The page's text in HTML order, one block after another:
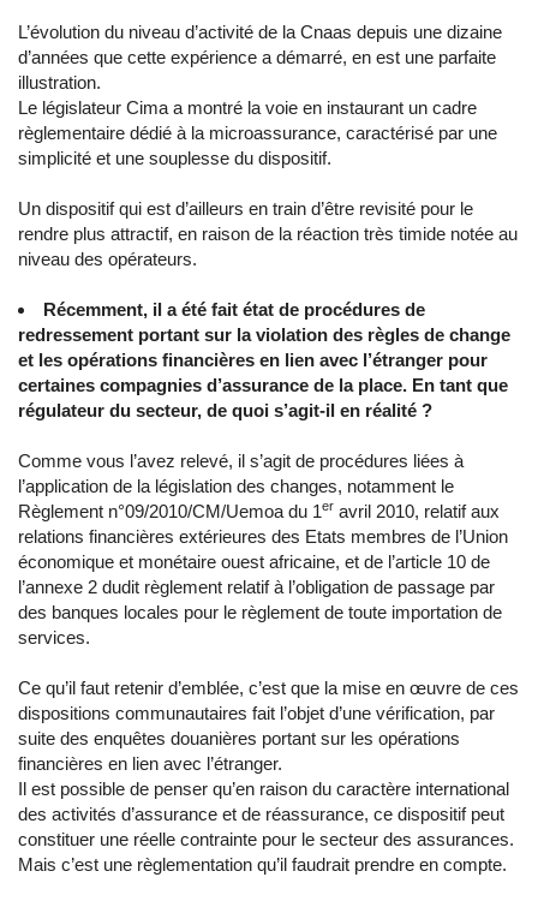
L’évolution du niveau d’activité de la Cnaas depuis une dizaine
d’années que cette expérience a démarré, en est une parfaite
illustration.
Le législateur Cima a montré la voie en instaurant un cadre
règlementaire dédié à la microassurance, caractérisé par une
simplicité et une souplesse du dispositif.
Un dispositif qui est d’ailleurs en train d’être revisité pour le
rendre plus attractif, en raison de la réaction très timide notée au
niveau des opérateurs.
Récemment, il a été fait état de procédures de
redressement portant sur la violation des règles de change
et les opérations financières en lien avec l’étranger pour
certaines compagnies d’assurance de la place. En tant que
régulateur du secteur, de quoi s’agit-il en réalité ?
Comme vous l’avez relevé, il s’agit de procédures liées à
l’application de la législation des changes, notamment le
Règlement n°09/2010/CM/Uemoa du 1er avril 2010, relatif aux
relations financières extérieures des Etats membres de l’Union
économique et monétaire ouest africaine, et de l’article 10 de
l’annexe 2 dudit règlement relatif à l’obligation de passage par
des banques locales pour le règlement de toute importation de
services.
Ce qu’il faut retenir d’emblée, c’est que la mise en œuvre de ces
dispositions communautaires fait l’objet d’une vérification, par
suite des enquêtes douanières portant sur les opérations
financières en lien avec l’étranger.
Il est possible de penser qu’en raison du caractère international
des activités d’assurance et de réassurance, ce dispositif peut
constituer une réelle contrainte pour le secteur des assurances.
Mais c’est une règlementation qu’il faudrait prendre en compte.